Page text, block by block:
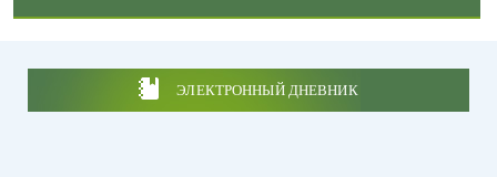
ЭЛЕКТРОННЫЙ ДНЕВНИК